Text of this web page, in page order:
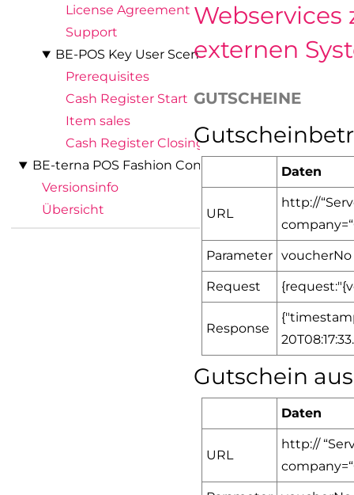
License Agreement
Support
BE-POS Key User Scenario
Prerequisites
Cash Register Start
Item sales
Cash Register Closing
BE-terna POS Fashion Connector
Versionsinfo
Übersicht
externen
GUTSCHEINE
Daten
URL
http://
Parameter voucherNo
Request
Response
Gutschein
Daten
URL
http://